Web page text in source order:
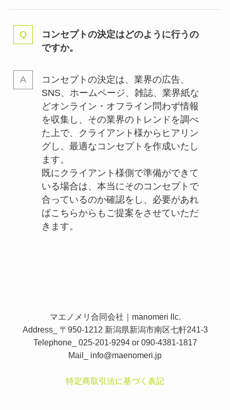
コンセプトの決定はどのように行うの
ですか。
コンセプトの決定は、業界の広告、
SNS、ホームページ、雑誌、業界紙な
どオンライン・オフライン問わず情報
を収集し、その業界のトレンドを調べ
た上で、クライアント様からヒアリン
グし、最適なコンセプトを作成いたし
ます。
既にクライアント様側で準備ができて
いる場合は、本当にそのコンセプトで
合っているのか確認をし、必要があれ
ばこちらからもご提案をさせていただ
きます。
マエノメリ合同会社｜manomeri llc.
Address_ 〒950-1212 新潟県新潟市南区七軒241-3
Telephone_ 025-201-9294 or 090-4381-1817
Mail_ info@maenomeri.jp
特定商取引法に基づく表記